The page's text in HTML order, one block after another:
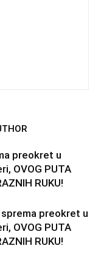
preokret u
OVOG PUTA
RUKU!
sprema preokret u
OVOG PUTA
RUKU!